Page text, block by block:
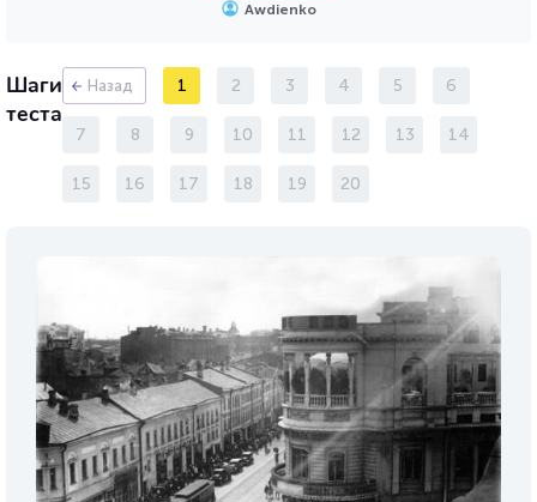
Awdienko
Шаги
теста
Назад 1 2 3 4 5 6
7 8 9 10 11 12 13 14
15 16 17 18 19 20